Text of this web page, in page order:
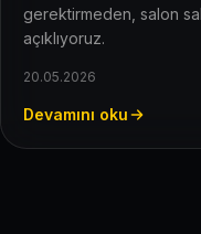
gerektirmeden, salon
açıklıyoruz.
20.05.2026
Devamını oku